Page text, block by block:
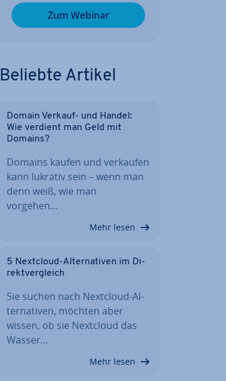
Zum Webinar
Beliebte Artikel
Domain Verkauf- und Handel:
Wie verdient man Geld mit
Domains?
Domains kaufen und verkaufen
kann lukrativ sein – wenn man
denn weiß, wie man
vorgehen…
Mehr lesen
5 Nextcloud-Al­ter­na­ti­ven im Di­
rekt­ver­gleich
Sie suchen nach Nextcloud-Al­
ter­na­ti­ven, möchten aber
wissen, ob sie Nextcloud das
Wasser…
Mehr lesen